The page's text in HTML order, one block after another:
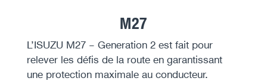
M27
L’ISUZU M27 – Generation 2 est fait pour
relever les défis de la route en garantissant
une protection maximale au conducteur.